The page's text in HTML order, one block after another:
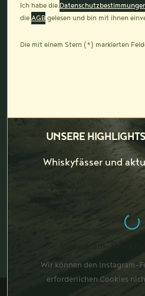
Ich habe die
die AGB gelesen und bin mit ihnen
Die mit einem Stern (*) markierten
UNSERE
Whiskyfässer und
Instagram-Feed
Wir können den Instagram-
erforderlichen Cookies